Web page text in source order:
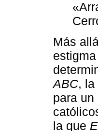
Más
ABC,
para
la que